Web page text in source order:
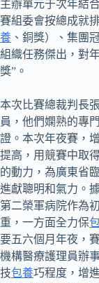
主辦單元于次年結
賽組委會按總成就
養 、銅獎）、集團
組織任務傑出，對
獎”。
本次比賽總裁判長
員，他們嫻熟的專
證。本次年夜賽，
提高，用競賽中取
的動力，為廣東省
進獻聰明和氣力。
第二榮軍病院作為
重，一方面全力保
要五六個月年夜，
機構醫療護理員辦
技包養巧程度，增